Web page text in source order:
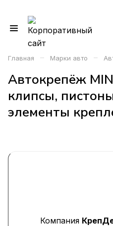
Главная – Марки авто –
Автокрепёж
клипсы,
элементы
Компания